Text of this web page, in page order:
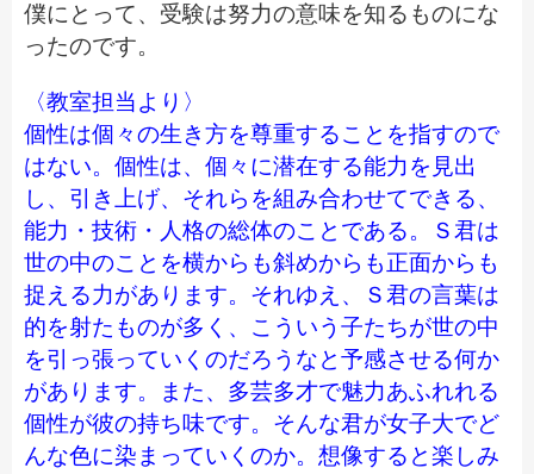
僕にとって、受験は努力の意味を知るものにな
ったのです。
〈教室担当より〉
個性は個々の生き方を尊重することを指すので
はない。個性は、個々に潜在する能力を見出
し、引き上げ、それらを組み合わせてできる、
能力・技術・人格の総体のことである。Ｓ君は
世の中のことを横からも斜めからも正面からも
捉える力があります。それゆえ、Ｓ君の言葉は
的を射たものが多く、こういう子たちが世の中
を引っ張っていくのだろうなと予感させる何か
があります。また、多芸多才で魅力あふれれる
個性が彼の持ち味です。そんな君が女子大でど
んな色に染まっていくのか。想像すると楽しみ